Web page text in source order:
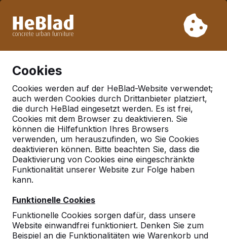
Woche 33 nicht. Bitte berücksichtigen Sie daher längere
Cookies
Cookies werden auf der HeBlad-Website verwendet;
auch werden Cookies durch Drittanbieter platziert,
die durch HeBlad eingesetzt werden. Es ist frei,
Cookies mit dem Browser zu deaktivieren. Sie
können die Hilfefunktion Ihres Browsers
verwenden, um herauszufinden, wo Sie Cookies
deaktivieren können. Bitte beachten Sie, dass die
Deaktivierung von Cookies eine eingeschränkte
Funktionalität unserer Website zur Folge haben
kann.
Funktionelle Cookies
Funktionelle Cookies sorgen dafür, dass unsere
Website einwandfrei funktioniert. Denken Sie zum
Beispiel an die Funktionalitäten wie Warenkorb und
Nachrichten
Sommerschluss 2021
Aufgrund unserer Ferien sind wir vom 31. Juli bis 22.
August geschlossen. Über unsere Website können